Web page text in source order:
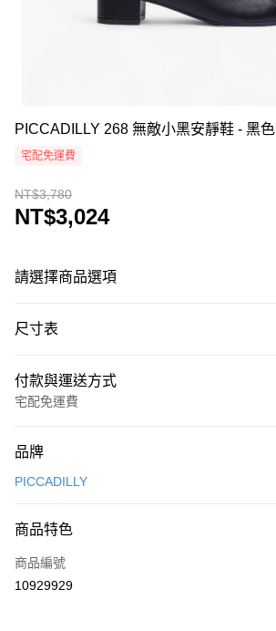
PICCADILLY 268 無敵小黑安靜鞋 - 黑色
宅配免運費
NT$3,780
NT$3,024
請選擇商品選項
尺寸表
付款與運送方式
宅配免運費
信用卡一次付款
街口支付
悠遊付
品牌
PICCADILLY
商品特色
商品編號
10929929